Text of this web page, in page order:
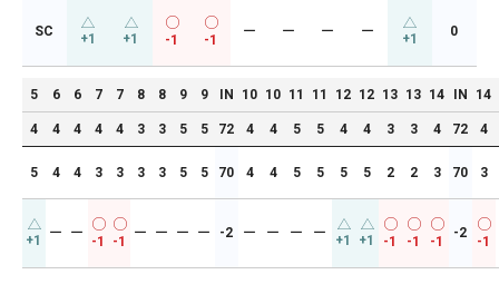
SC +1 +1 -1 -1
ー ー ー ー +1 0
5 6 6 7 7 8 8 9 9 IN 10 10 11 11 12 12 13 13 14 IN 14
4 4 4 4 4 3 3 5 5 72 4 4 5 5 4 4 3 3 4 72 4
5 4 4 3 3 3 3 5 5 70 4 4 5 5 5 5 2 2 3 70 3
+1 ー ー
-1 -1
ー ー ー ー -2 ー ー ー ー +1 +1 -1 -1 -1
-2
-1